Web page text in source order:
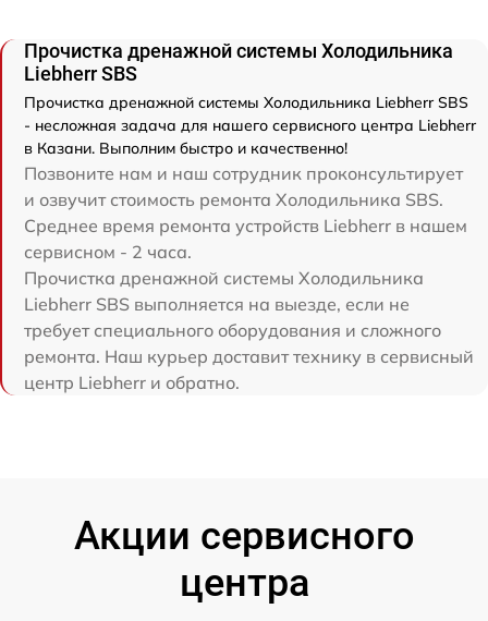
Прочистка дренажной системы Холодильника
Liebherr SBS
Прочистка дренажной системы Холодильника Liebherr SBS
- несложная задача для нашего сервисного центра Liebherr
в Казани. Выполним быстро и качественно!
Позвоните нам и наш сотрудник проконсультирует
и озвучит стоимость ремонта Холодильника SBS.
Среднее время ремонта устройств Liebherr в нашем
сервисном - 2 часа.
Прочистка дренажной системы Холодильника
Liebherr SBS выполняется на выезде, если не
требует специального оборудования и сложного
ремонта. Наш курьер доставит технику в сервисный
центр Liebherr и обратно.
Акции сервисного
центра